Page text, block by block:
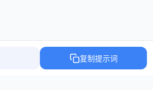
复制提示词